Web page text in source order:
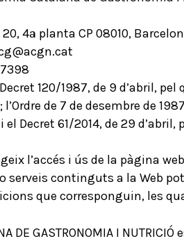
4ª planta CP 08010,
120/1987, de 9 d’abril,
de 7 de desembre de
el Decret 61/2014, de 29
l’accés i ús de la pàgina web
serveis continguts a la Web
que corresponguin, les
DE GASTRONOMIA I